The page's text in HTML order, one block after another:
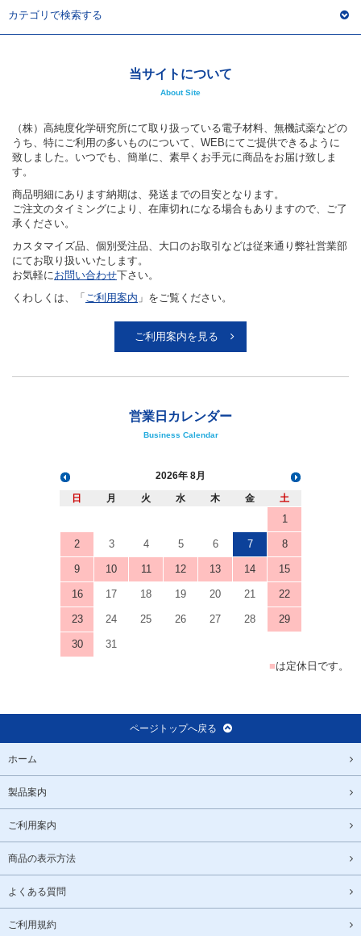
カテゴリで検索する
当サイトについて
About Site
（株）高純度化学研究所にて取り扱っている電子材料、無機試薬などの
うち、特にご利用の多いものについて、WEBにてご提供できるように
致しました。いつでも、簡単に、素早くお手元に商品をお届け致しま
す。
商品明細にあります納期は、発送までの目安となります。
ご注文のタイミングにより、在庫切れになる場合もありますので、ご了
承ください。
カスタマイズ品、個別受注品、大口のお取引などは従来通り弊社営業部
にてお取り扱いいたします。
お気軽に お問い合わせ下さい。
くわしくは、「 ご利用案内 」をご覧ください。
ご利用案内を見る
営業日カレンダー
Business Calendar
2026 8月
日 月 火 水 木 金 土
1
2 3 4 5 6 7 8
9 10 11 12 13 14 15
16 17 18 19 20 21 22
23 24 25 26 27 28 29
30
31
■は定休日です。
ページトップへ戻る
ホーム
製品案内
ご利用案内
商品の表示方法
よくある質問
ご利用規約